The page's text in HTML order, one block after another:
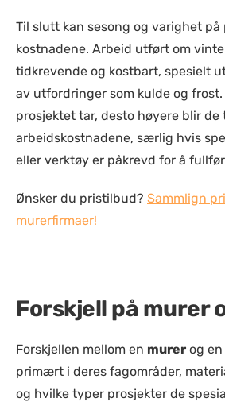
Til slutt kan sesong og varighet
kostnadene. Arbeid utført om
tidkrevende og kostbart, spesielt
av utfordringer som kulde og
prosjektet tar, desto høyere blir de
arbeidskostnadene, særlig hvis
eller verktøy er påkrevd for å
Ønsker du pristilbud? Sammlign
murerfirmaer!
Forskjell på murer
Forskjellen mellom en murer og en
primært i deres fagområder,
og hvilke typer prosjekter de